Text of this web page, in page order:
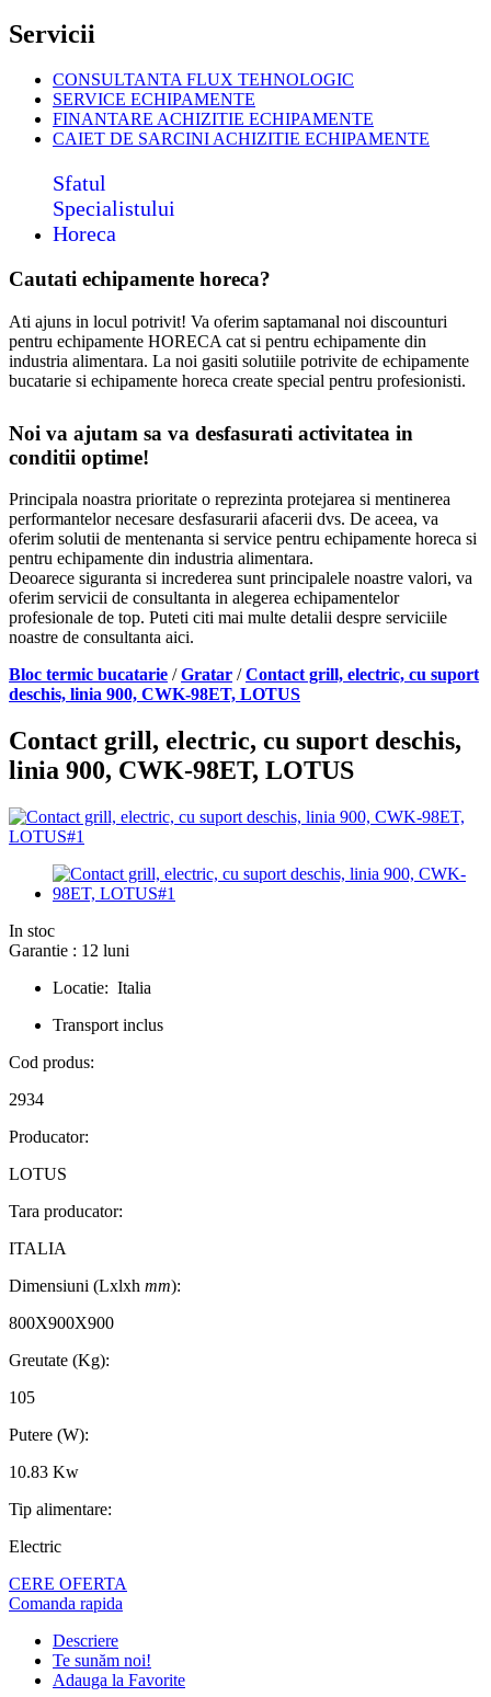
Servicii
CONSULTANTA FLUX TEHNOLOGIC
SERVICE ECHIPAMENTE
FINANTARE ACHIZITIE ECHIPAMENTE
CAIET DE SARCINI ACHIZITIE ECHIPAMENTE
Sfatul
Specialistului
Horeca
Cautati echipamente horeca?
Ati ajuns in locul potrivit! Va oferim saptamanal noi discounturi
pentru echipamente HORECA cat si pentru echipamente din
industria alimentara. La noi gasiti solutiile potrivite de echipamente
bucatarie si echipamente horeca create special pentru profesionisti.
Noi va ajutam sa va desfasurati activitatea in
conditii optime!
Principala noastra prioritate o reprezinta protejarea si mentinerea
performantelor necesare desfasurarii afacerii dvs. De aceea, va
oferim solutii de mentenanta si service pentru echipamente horeca si
pentru echipamente din industria alimentara.
Deoarece siguranta si increderea sunt principalele noastre valori, va
oferim servicii de consultanta in alegerea echipamentelor
profesionale de top. Puteti citi mai multe detalii despre serviciile
noastre de consultanta aici.
Bloc termic bucatarie /Gratar /Contact grill, electric, cu suport
deschis, linia 900, CWK-98ET, LOTUS
Contact grill, electric, cu suport deschis,
linia 900, CWK-98ET, LOTUS
In stoc
Garantie : 12 luni
Locatie: Italia
Transport inclus
Cod produs:
2934
Producator:
LOTUS
Tara producator:
ITALIA
Dimensiuni (Lxlxh mm):
800X900X900
Greutate (Kg):
105
Putere (W):
10.83 Kw
Tip alimentare:
Electric
CERE OFERTA
Comanda rapida
Descriere
Te sunăm noi!
Adauga la Favorite